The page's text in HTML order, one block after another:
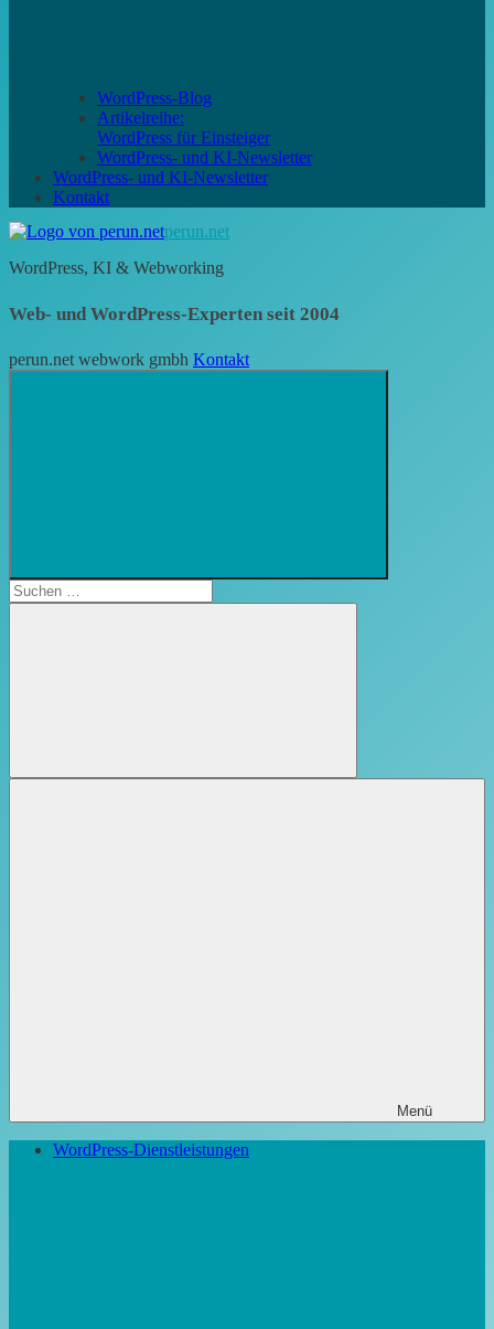
WordPress-Blog
Artikelreihe:
WordPress für Einsteiger
WordPress- und KI-Newsletter
WordPress- und KI-Newsletter
Kontakt
perun.net
WordPress, KI & Webworking
Web- und WordPress-Experten seit 2004
perun.net webwork gmbh Kontakt
öffnen
Suchen
nach:
Suchen
Menü
WordPress-Dienstleistungen